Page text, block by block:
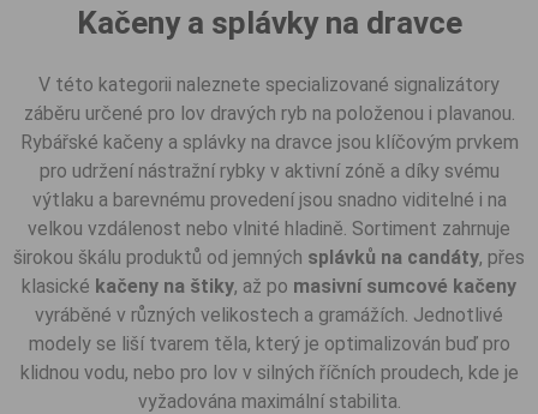
Kačeny a splávky na dravce
V této kategorii naleznete specializované signalizátory
záběru určené pro lov dravých ryb na položenou i plavanou.
Rybářské kačeny a splávky na dravce jsou klíčovým prvkem
pro udržení nástražní rybky v aktivní zóně a díky svému
výtlaku a barevnému provedení jsou snadno viditelné i na
velkou vzdálenost nebo vlnité hladině. Sortiment zahrnuje
širokou škálu produktů od jemných splávků na candáty, přes
klasické kačeny na štiky, až po masivní sumcové kačeny
vyráběné v různých velikostech a gramážích. Jednotlivé
modely se liší tvarem těla, který je optimalizován buď pro
klidnou vodu, nebo pro lov v silných říčních proudech, kde je
vyžadována maximální stabilita.